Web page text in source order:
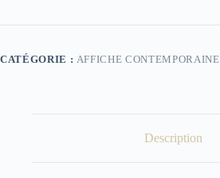
CATÉGORIE : AFFICHE CONTEMPORAINE
Description